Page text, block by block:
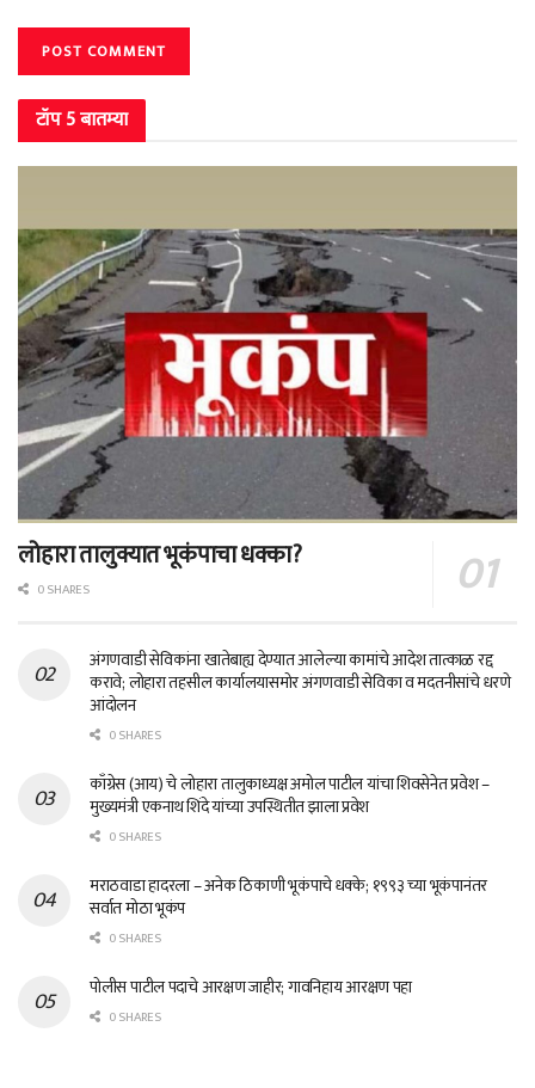
टॉप 5 बातम्या
लोहारा तालुक्यात भूकंपाचा धक्का?
0 SHARES
अंगणवाडी सेविकांना खातेबाह्य देण्यात आलेल्या कामांचे आदेश तात्काळ रद्द
करावे; लोहारा तहसील कार्यालयासमोर अंगणवाडी सेविका व मदतनीसांचे धरणे
आंदोलन
0 SHARES
काँग्रेस (आय) चे लोहारा तालुकाध्यक्ष अमोल पाटील यांचा शिवसेनेत प्रवेश –
मुख्यमंत्री एकनाथ शिंदे यांच्या उपस्थितीत झाला प्रवेश
0 SHARES
मराठवाडा हादरला – अनेक ठिकाणी भूकंपाचे धक्के; १९९३ च्या भूकंपानंतर
सर्वात मोठा भूकंप
0 SHARES
पोलीस पाटील पदाचे आरक्षण जाहीर; गावनिहाय आरक्षण पहा
0 SHARES